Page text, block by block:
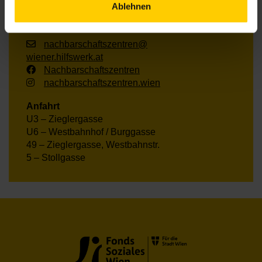
Ablehnen
7., Schottenfeldgasse 29
+43 1 512 36 61-3003
nachbarschaftszentren@
wiener.hilfswerk.at
Nachbarschaftszentren
nachbarschaftszentren.wien
Anfahrt
U3 – Zieglergasse
U6 – Westbahnhof / Burggasse
49 – Zieglergasse, Westbahnstr.
5 – Stollgasse